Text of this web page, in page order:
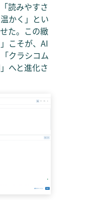
読みやすさ
かく」とい
た。この緻
こそが、AI
クラシコム
へと進化さ